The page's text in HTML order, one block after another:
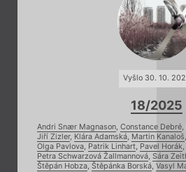
Vyšlo 30. 10.
18/2025
Andri Snær Magnason, Constance Debré,
Jiří Zizler, Klára Adamská, Martin Kanaloš,
Olga Pavlova, Patrik Linhart, Pavel Horák,
Petra Schwarzová Žallmannová, Sára
Štěpán Hobza, Štěpánka Borská, Vasyl